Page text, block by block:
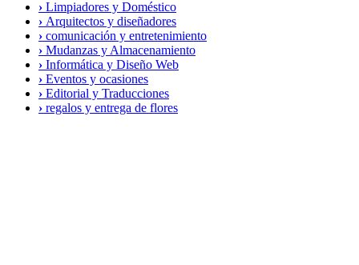
› Limpiadores y Doméstico
› Arquitectos y diseñadores
› comunicación y entretenimiento
› Mudanzas y Almacenamiento
› Informática y Diseño Web
› Eventos y ocasiones
› Editorial y Traducciones
› regalos y entrega de flores